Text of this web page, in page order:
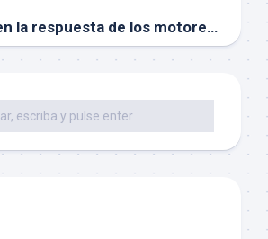
Similitud en la respuesta de los motores de búsqueda